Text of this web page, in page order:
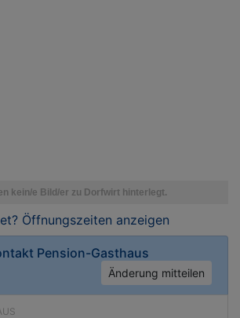
Öffnungszeiten anzeigen
Pension-Gasthaus
Änderung mitteilen